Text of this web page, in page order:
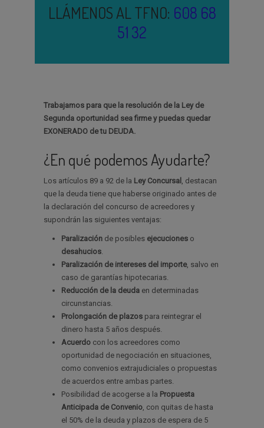
LLÁMENOS AL TFNO: 608 68
51 32
Trabajamos para que la resolución de la Ley de
Segunda oportunidad sea firme y puedas quedar
EXONERADO de tu DEUDA.
¿En qué podemos Ayudarte?
Los artículos 89 a 92 de la Ley Concursal , destacan
que la deuda tiene que haberse originado antes de
la declaración del concurso de acreedores y
supondrán las siguientes ventajas:
Paralización de posibles ejecuciones o
desahucios.
Paralización de intereses del importe, salvo en
caso de garantías hipotecarias.
Reducción de la deuda en determinadas
circunstancias.
Prolongación de plazos para reintegrar el
dinero hasta 5 años después.
Acuerdo con los acreedores como
oportunidad de negociación en situaciones,
como convenios extrajudiciales o propuestas
de acuerdos entre ambas partes.
Posibilidad de acogerse a la Propuesta
Anticipada de Convenio, con quitas de hasta
el 50% de la deuda y plazos de espera de 5